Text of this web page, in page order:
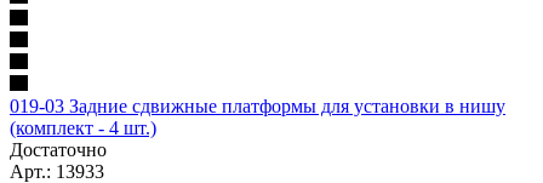
019-03 Задние сдвижные платформы для установки в нишу
(комплект - 4 шт.)
Достаточно
Арт.: 13933